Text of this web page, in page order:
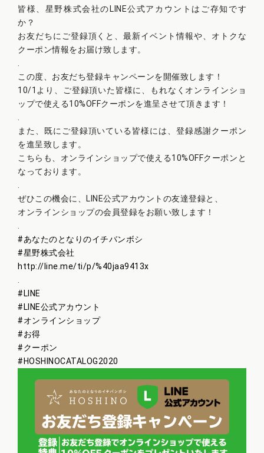
皆様、星野株式会社のLINE公式アカウントはご存知です
か？
お友だちにご登録頂くと、最新イベント情報や、オトクな
クーポン情報をお届け致します。
この度、お友だち登録キャンペーンを開催致します！
10/1より、ご登録頂いた皆様に、もれなくオンラインショ
ップで使える10%OFFクーポンを進呈させて頂きます！
また、既にご登録頂いている皆様には、登録感謝クーポン
を進呈致します。
こちらも、オンラインショップで使える10%OFFクーポンと
なっております。
ぜひこの機会に、LINE公式アカウントの友達登録と、
オンラインショップの会員登録をお願い致します！
#あなたのとなりのイチバンボシ
#星野株式会社
http://line.me/ti/p/%40jaa9413x
#LINE
#LINE公式アカウント
#オンラインショップ
#お得
#クーポン
#HOSHINOCATALOG2020